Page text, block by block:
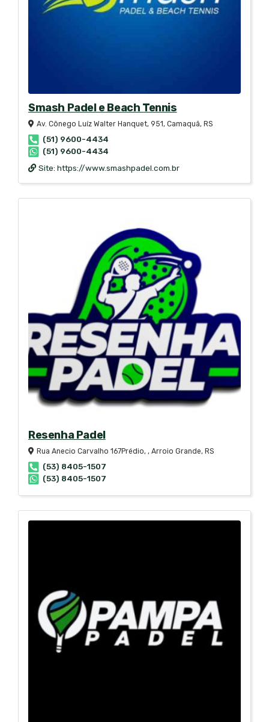
Smash Padel e Beach Tennis
Av. Cônego Luíz Walter Hanquet, 951, Camaquã, RS
(51) 9600-4434
(51) 9600-4434
Site: https://www.smashpadel.com.br
Resenha Padel
Rua Anecio Carvalho 167Prédio, , Arroio Grande, RS
(53) 8405-1507
(53) 8405-1507